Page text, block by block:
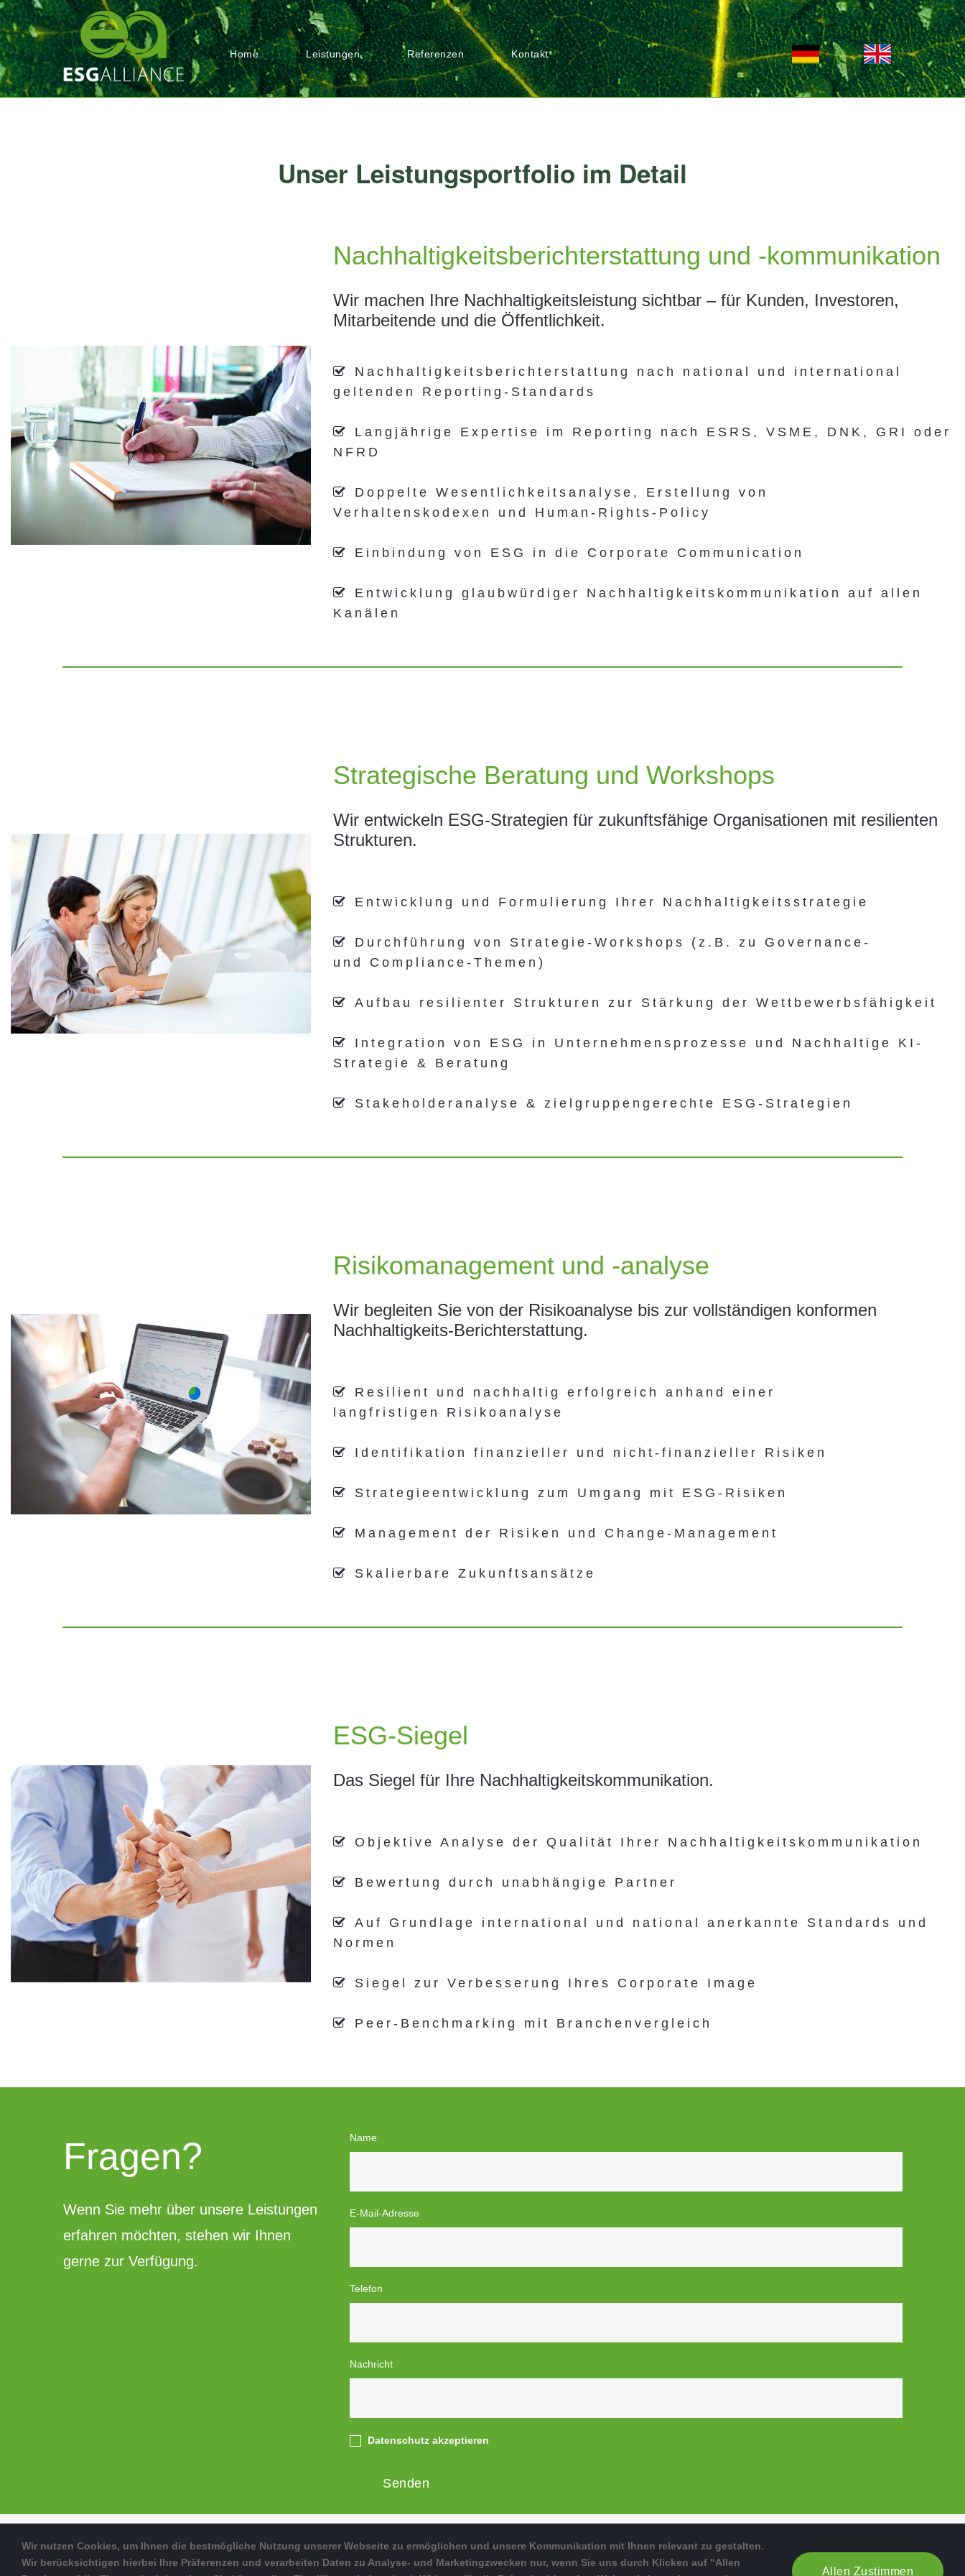
Home Leistungen Referenzen Kontakt
Unser Leistungsportfolio im Detail
Nachhaltigkeitsberichterstattung und -kommunikation
Wir machen Ihre Nachhaltigkeitsleistung sichtbar – für Kunden, Investoren,
Mitarbeitende und die Öffentlichkeit.

Nachhaltigkeitsberichterstattung nach national und international
geltenden Reporting-Standards

Langjährige Expertise im Reporting nach ESRS, VSME, DNK, GRI oder
NFRD

Doppelte Wesentlichkeitsanalyse, Erstellung von
Verhaltenskodexen und Human-Rights-Policy
 Einbindung von ESG in die Corporate Communication

Entwicklung glaubwürdiger Nachhaltigkeitskommunikation auf allen
Kanälen
Strategische Beratung und Workshops
Wir entwickeln ESG-Strategien für zukunftsfähige Organisationen mit resilienten
Strukturen.
 Entwicklung und Formulierung Ihrer Nachhaltigkeitsstrategie

Durchführung von Strategie-Workshops (z.B. zu Governance-
und Compliance-Themen)
 Aufbau resilienter Strukturen zur Stärkung der Wettbewerbsfähigkeit

Integration von ESG in Unternehmensprozesse und Nachhaltige KI-
Strategie & Beratung
 Stakeholderanalyse & zielgruppengerechte ESG-Strategien
Risikomanagement und -analyse
Wir begleiten Sie von der Risikoanalyse bis zur vollständigen konformen
Nachhaltigkeits-Berichterstattung.

Resilient und nachhaltig erfolgreich anhand einer
langfristigen Risikoanalyse
 Identifikation finanzieller und nicht-finanzieller Risiken
 Strategieentwicklung zum Umgang mit ESG-Risiken
 Management der Risiken und Change-Management
 Skalierbare Zukunftsansätze
ESG-Siegel
Das Siegel für Ihre Nachhaltigkeitskommunikation.
 Objektive Analyse der Qualität Ihrer Nachhaltigkeitskommunikation
 Bewertung durch unabhängige Partner

Auf Grundlage international und national anerkannte Standards und
Normen
 Siegel zur Verbesserung Ihres Corporate Image
 Peer-Benchmarking mit Branchenvergleich
Fragen?
Wenn Sie mehr über unsere Leistungen
erfahren möchten, stehen wir Ihnen
gerne zur Verfügung.
Name
E-Mail-Adresse
Telefon
Nachricht
Datenschutz akzeptieren
Senden
IMPRESSUM | DATENSCHUTZERKLÄRUNG
Wir nutzen Cookies, um Ihnen die bestmögliche Nutzung unserer Webseite zu ermöglichen und unsere Kommunikation mit Ihnen relevant zu gestalten.
Wir berücksichtigen hierbei Ihre Präferenzen und verarbeiten Daten zu Analyse- und Marketingzwecken nur, wenn Sie uns durch Klicken auf "Allen
Allen Zustimmen